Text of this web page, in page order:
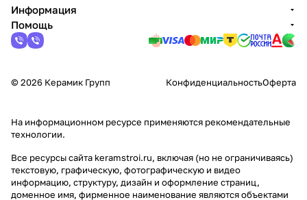
Информация
Помощь
© 2026 Керамик Групп КонфиденциальностьОферта
На информационном ресурсе применяются рекомендательные
технологии.
Все ресурсы сайта keramstroi.ru, включая (но не ограничиваясь)
текстовую, графическую, фотографическую и видео
информацию, структуру, дизайн и оформление страниц,
доменное имя, фирменное наименование являются объектами